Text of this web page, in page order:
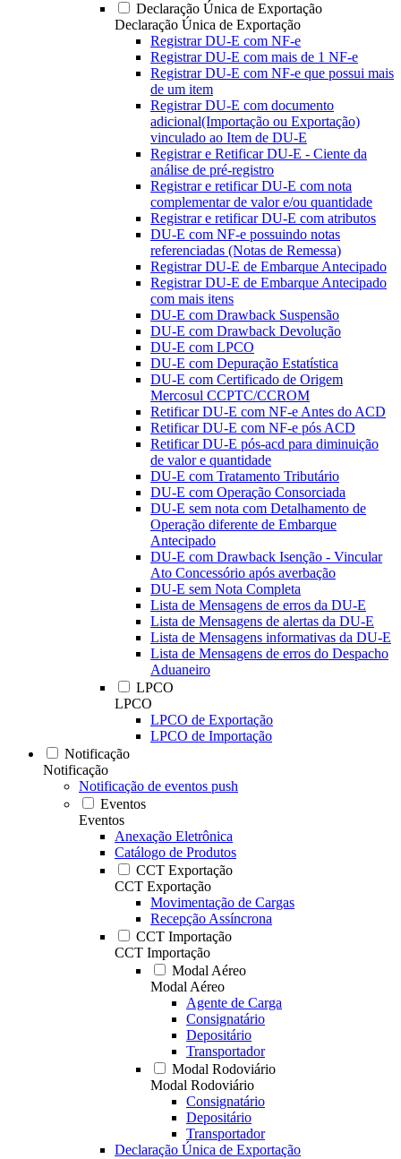
Declaração Única de Exportação
Declaração Única de Exportação
Registrar DU-E com NF-e
Registrar DU-E com mais de 1 NF-e
Registrar DU-E com NF-e que possui mais
de um item
Registrar DU-E com documento
adicional(Importação ou Exportação)
vinculado ao Item de DU-E
Registrar e Retificar DU-E - Ciente da
análise de pré-registro
Registrar e retificar DU-E com nota
complementar de valor e/ou quantidade
Registrar e retificar DU-E com atributos
DU-E com NF-e possuindo notas
referenciadas (Notas de Remessa)
Registrar DU-E de Embarque Antecipado
Registrar DU-E de Embarque Antecipado
com mais itens
DU-E com Drawback Suspensão
DU-E com Drawback Devolução
DU-E com LPCO
DU-E com Depuração Estatística
DU-E com Certificado de Origem
Mercosul CCPTC/CCROM
Retificar DU-E com NF-e Antes do ACD
Retificar DU-E com NF-e pós ACD
Retificar DU-E pós-acd para diminuição
de valor e quantidade
DU-E com Tratamento Tributário
DU-E com Operação Consorciada
DU-E sem nota com Detalhamento de
Operação diferente de Embarque
Antecipado
DU-E com Drawback Isenção - Vincular
Ato Concessório após averbação
DU-E sem Nota Completa
Lista de Mensagens de erros da DU-E
Lista de Mensagens de alertas da DU-E
Lista de Mensagens informativas da DU-E
Lista de Mensagens de erros do Despacho
Aduaneiro
LPCO
LPCO
LPCO de Exportação
LPCO de Importação
Notificação
Notificação
Notificação de eventos push
Eventos
Eventos
Anexação Eletrônica
Catálogo de Produtos
CCT Exportação
CCT Exportação
Movimentação de Cargas
Recepção Assíncrona
CCT Importação
CCT Importação
Modal Aéreo
Modal Aéreo
Agente de Carga
Consignatário
Depositário
Transportador
Modal Rodoviário
Modal Rodoviário
Consignatário
Depositário
Transportador
Declaração Única de Exportação